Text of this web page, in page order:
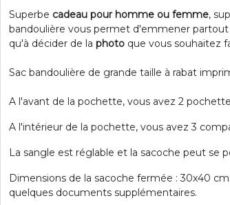
Superbe cadeau pour homme ou femme,
bandoulière vous permet d'emmener
qu'à décider de la photo que vous souhaitez
Sac bandoulière de grande taille à rabat
A l'avant de la pochette, vous avez 2
A l'intérieur de la pochette, vous avez 3
La sangle est réglable et la sacoche peut se
Dimensions de la sacoche fermée : 30x40
quelques documents supplémentaires.